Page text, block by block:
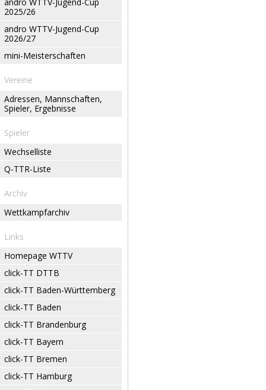
2025/26
andro WTTV-Jugend-Cup
2026/27
mini-Meisterschaften
Vereine
Adressen, Mannschaften,
Spieler, Ergebnisse
Spieler
Wechselliste
Q-TTR-Liste
Archiv
Wettkampfarchiv
Links
Homepage WTTV
click-TT DTTB
click-TT Baden-Württemberg
click-TT Baden
click-TT Brandenburg
click-TT Bayern
click-TT Bremen
click-TT Hamburg